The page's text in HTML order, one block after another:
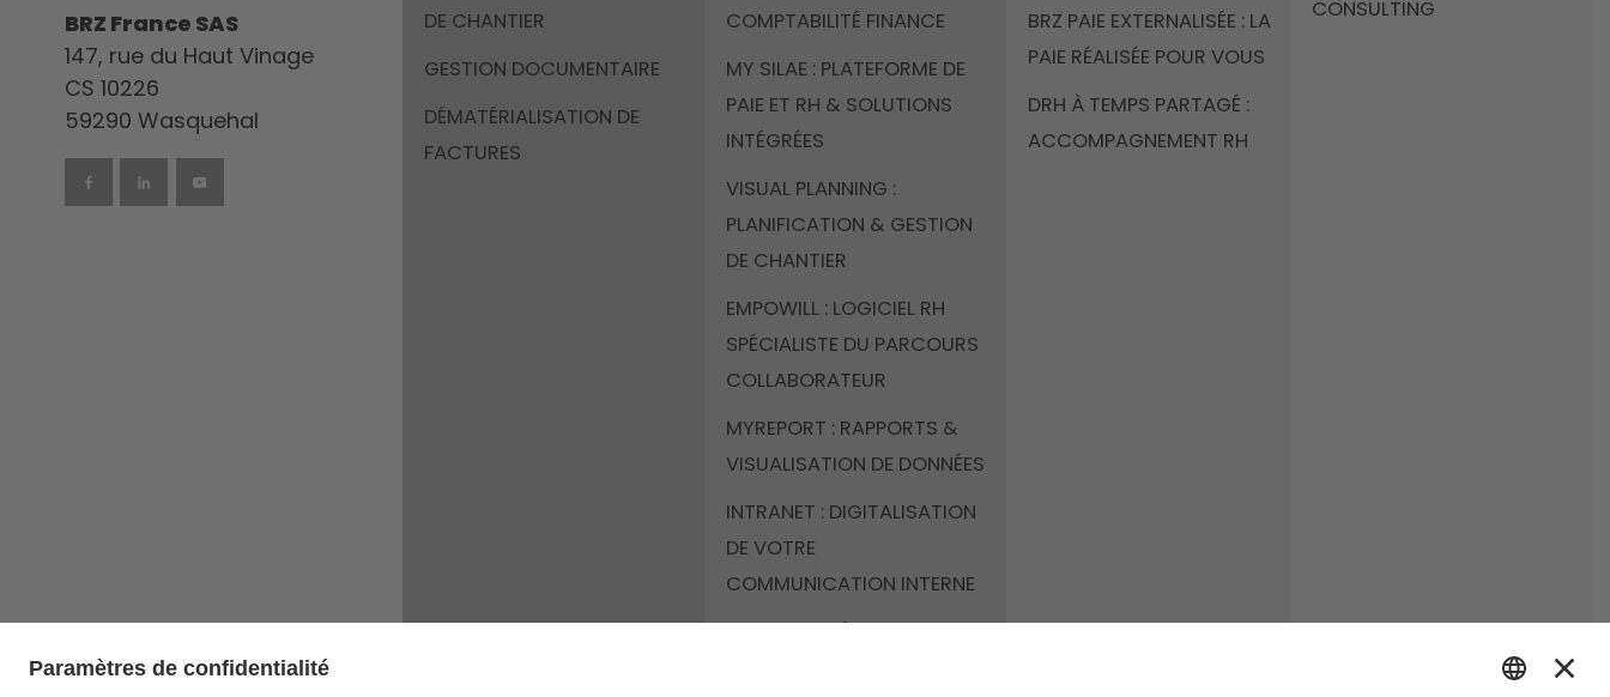
DE CHANTIER
GESTION DOCUMENTAIRE
DÉMATÉRIALISATION DE
FACTURES
COMPTABILITÉ FINANCE
MY SILAE : PLATEFORME DE
PAIE ET RH & SOLUTIONS
INTÉGRÉES
VISUAL PLANNING :
PLANIFICATION & GESTION
DE CHANTIER
EMPOWILL : LOGICIEL RH
SPÉCIALISTE DU PARCOURS
COLLABORATEUR
MYREPORT : RAPPORTS &
VISUALISATION DE DONNÉES
INTRANET : DIGITALISATION
DE VOTRE
COMMUNICATION INTERNE
BRZ MOBILITÉ : POINTAGES
BRZ PAIE EXTERNALISÉE : LA
PAIE RÉALISÉE POUR VOUS
DRH À TEMPS PARTAGÉ :
ACCOMPAGNEMENT RH
CONSULTING
BRZ France SAS
147, rue du Haut Vinage
CS 10226
59290 Wasquehal